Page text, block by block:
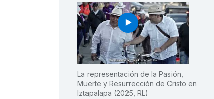
play_arrow
La representación de la Pasión,
Muerte y Resurrección de Cristo en
Iztapalapa (2025, RL)